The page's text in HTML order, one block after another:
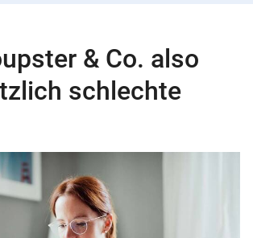
& Co. also
schlechte